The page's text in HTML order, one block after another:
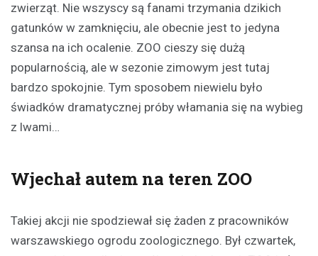
zwierząt. Nie wszyscy są fanami trzymania dzikich
gatunków w zamknięciu, ale obecnie jest to jedyna
szansa na ich ocalenie. ZOO cieszy się dużą
popularnością, ale w sezonie zimowym jest tutaj
bardzo spokojnie. Tym sposobem niewielu było
świadków dramatycznej próby włamania się na wybieg
z lwami…
Wjechał autem na teren ZOO
Takiej akcji nie spodziewał się żaden z pracowników
warszawskiego ogrodu zoologicznego. Był czwartek,